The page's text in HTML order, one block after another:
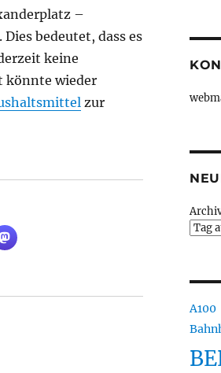
–
bedeutet, dass es
keine
könnte wieder
zur
und der Brücken, aus
A100